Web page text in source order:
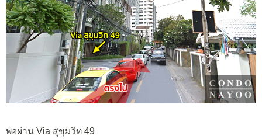
พอผ่าน Via สุขุมวิท 49